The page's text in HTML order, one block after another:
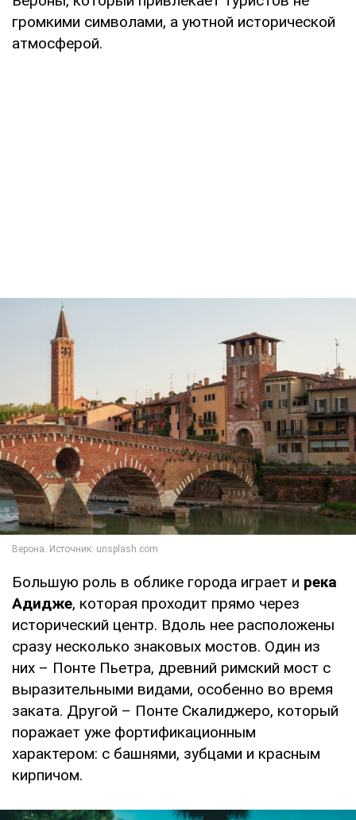
громкими символами, а уютной исторической
атмосферой.
Большую роль в облике города играет и река
Адидже, которая проходит прямо через
исторический центр. Вдоль нее расположены
сразу несколько знаковых мостов. Один из
них – Понте Пьетра, древний римский мост с
выразительными видами, особенно во время
заката. Другой – Понте Скалиджеро, который
поражает уже фортификационным
характером: с башнями, зубцами и красным
кирпичом.